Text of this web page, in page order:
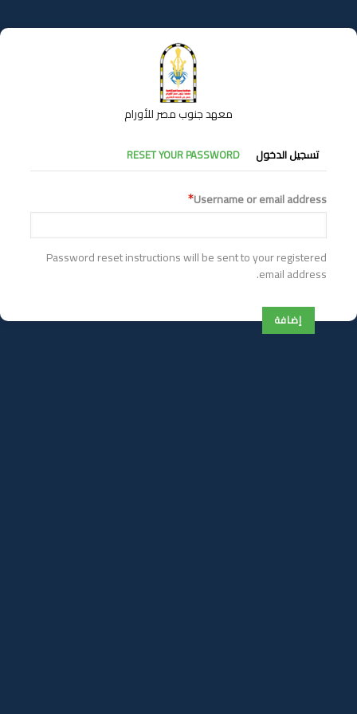
إلى
المحتوى
معهد جنوب مصر للأورام
التبويبات
الأساسية
تسجيل الدخول RESET YOUR PASSWORD
Username or email address
Password reset instructions will be sent to your registered
email address.